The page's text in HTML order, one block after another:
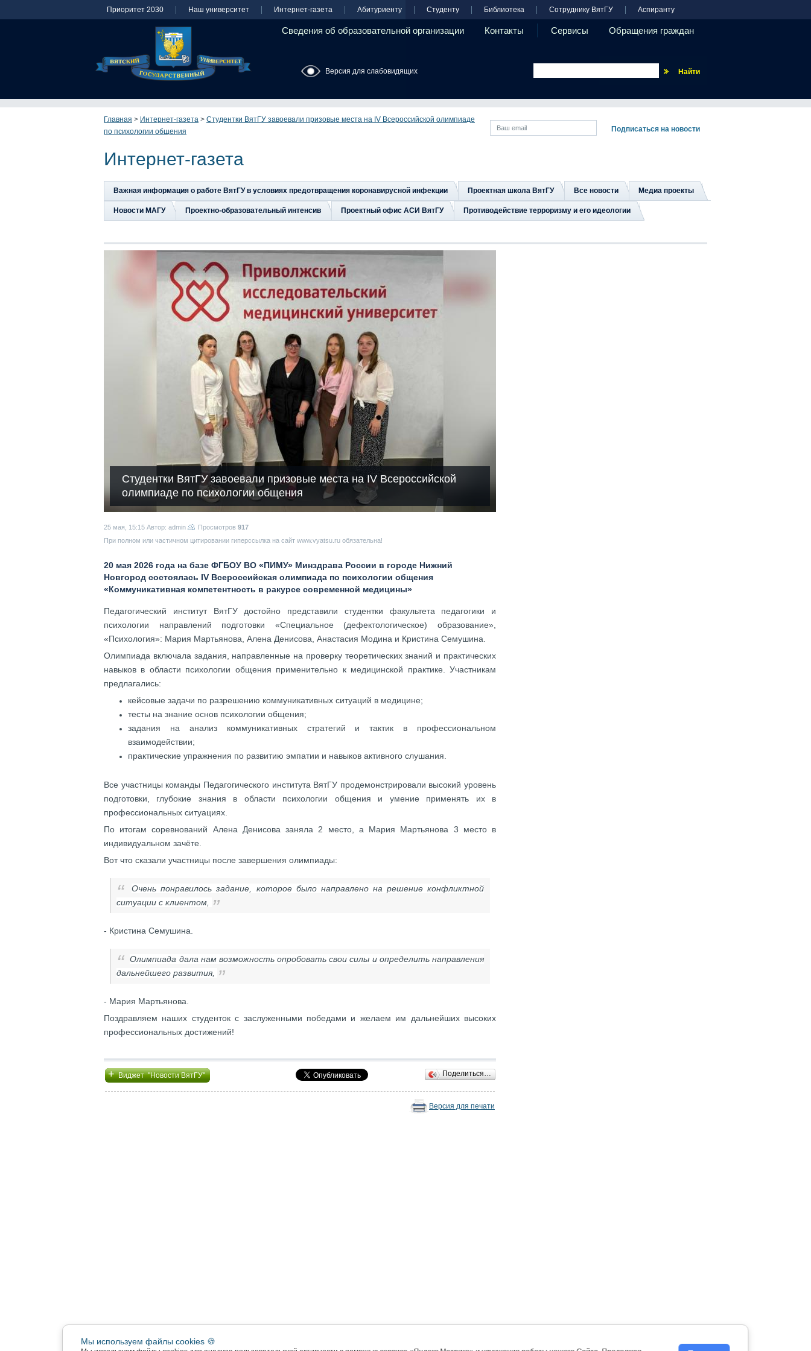
Приоритет 2030 Наш университет Интернет-газета Абитуриенту Студенту Библиотека Сотруднику ВятГУ Аспиранту
Сведения об образовательной организации Контакты Сервисы Обращения граждан
Версия для слабовидящих
Главная > Интернет-газета > Студентки ВятГУ завоевали призовые места на IV Всероссийской олимпиаде
по психологии общения
Интернет-газета
Важная информация о работе ВятГУ в условиях предотвращения коронавирусной инфекции Проектная школа ВятГУ Все новости Медиа проекты
Новости МАГУ Проектно-образовательный интенсив Проектный офис АСИ ВятГУ Противодействие терроризму и его идеологии
Студентки ВятГУ завоевали призовые места на IV Всероссийской
олимпиаде по психологии общения
25 мая, 15:15 Автор: admin Просмотров 917
При полном или частичном цитировании гиперссылка на сайт www.vyatsu.ru обязательна!
20 мая 2026 года на базе ФГБОУ ВО «ПИМУ» Минздрава России в городе Нижний
Новгород состоялась IV Всероссийская олимпиада по психологии общения
«Коммуникативная компетентность в ракурсе современной медицины»
Педагогический институт ВятГУ достойно представили студентки факультета педагогики и
психологии направлений подготовки «Специальное (дефектологическое) образование»,
«Психология»: Мария Мартьянова, Алена Денисова, Анастасия Модина и Кристина Семушина.
Олимпиада включала задания, направленные на проверку теоретических знаний и практических
навыков в области психологии общения применительно к медицинской практике. Участникам
предлагались:
кейсовые задачи по разрешению коммуникативных ситуаций в медицине;
тесты на знание основ психологии общения;
задания на анализ коммуникативных стратегий и тактик в профессиональном
взаимодействии;
практические упражнения по развитию эмпатии и навыков активного слушания.
Все участницы команды Педагогического института ВятГУ продемонстрировали высокий уровень
подготовки, глубокие знания в области психологии общения и умение применять их в
профессиональных ситуациях.
По итогам соревнований Алена Денисова заняла 2 место, а Мария Мартьянова 3 место в
индивидуальном зачёте.
Вот что сказали участницы после завершения олимпиады:
Очень понравилось задание, которое было направлено на решение конфликтной
ситуации с клиентом,
- Кристина Семушина.
Олимпиада дала нам возможность опробовать свои силы и определить направления
дальнейшего развития
- Мария Мартьянова.
Поздравляем наших студенток с заслуженными победами и желаем им дальнейших высоких
профессиональных достижений!
+Виджет "Новости ВятГУ" Поделиться…
Версия для печати
Мы используем файлы cookies 🍪